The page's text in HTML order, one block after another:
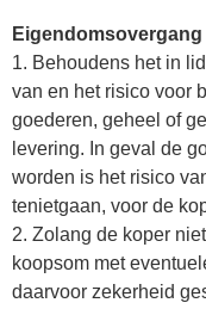
1. Behoudens het in
van en het risico voor
goederen, geheel of
levering. In geval de
worden is het risico
tenietgaan, voor de
2. Zolang de koper
koopsom met
daarvoor zekerheid